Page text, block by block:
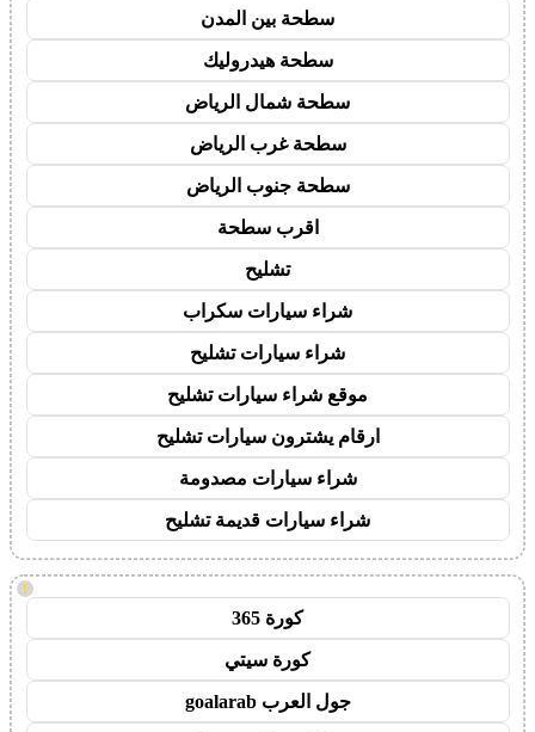
سطحة بين المدن
سطحة هيدروليك
سطحة شمال الرياض
سطحة غرب الرياض
سطحة جنوب الرياض
اقرب سطحة
تشليح
شراء سيارات سكراب
شراء سيارات تشليح
موقع شراء سيارات تشليح
ارقام يشترون سيارات تشليح
شراء سيارات مصدومة
شراء سيارات قديمة تشليح
!
كورة 365
كورة سيتي
جول العرب goalarab